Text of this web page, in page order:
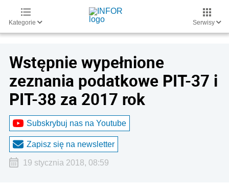
Kategorie Serwisy
Wstępnie wypełnione
zeznania podatkowe PIT-37 i
PIT-38 za 2017 rok
Subskrybuj nas na Youtube
Zapisz się na newsletter
19 stycznia 2018, 08:59